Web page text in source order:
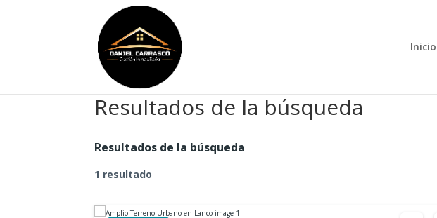
Inicio
Resultados de la búsqueda
Resultados de la búsqueda
1 resultado